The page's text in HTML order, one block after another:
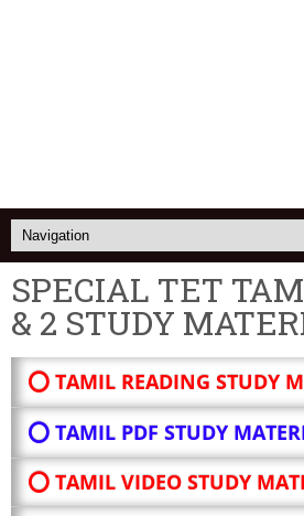
SPECIAL TET
& 2 STUDY
⭕ TAMIL READING STUDY
⭕ TAMIL PDF STUDY
⭕ TAMIL VIDEO STUDY